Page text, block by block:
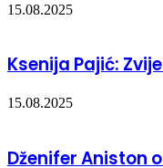
15.08.2025
Ksenija Pajić:
15.08.2025
Dženifer Aniston